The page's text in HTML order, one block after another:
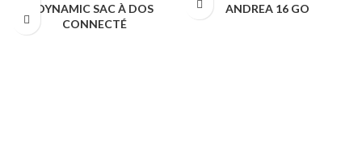
DYNAMIC SAC À DOS
CONNECTÉ
ANDREA 16 GO